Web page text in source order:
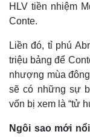
HLV tiền nhiệm
Conte.
Liền đó, tỉ phú
triệu bảng để
nhượng mùa
sẽ có những sự
vốn bị xem là “tử
Ngôi sao mới